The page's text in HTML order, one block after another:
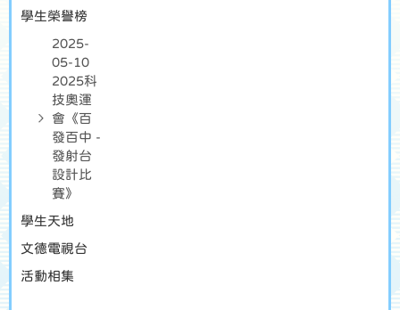
學生榮譽榜
2025-
05-10
2025科
技奧運
會《百
發百中 -
發射台
設計比
賽》
學生天地
文德電視台
活動相集